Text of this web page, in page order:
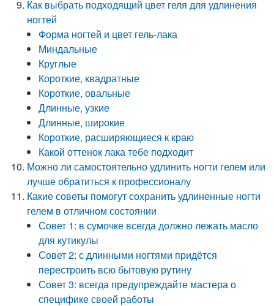
Как выбрать подходящий цвет геля для удлинения
ногтей
Форма ногтей и цвет гель-лака
Миндальные
Круглые
Короткие, квадратные
Короткие, овальные
Длинные, узкие
Длинные, широкие
Короткие, расширяющиеся к краю
Какой оттенок лака тебе подходит
Можно ли самостоятельно удлинить ногти гелем или
лучше обратиться к профессионалу
Какие советы помогут сохранить удлиненные ногти
гелем в отличном состоянии
Совет 1: в сумочке всегда должно лежать масло
для кутикулы
Совет 2: с длинными ногтями придётся
перестроить всю бытовую рутину
Совет 3: всегда предупреждайте мастера о
специфике своей работы